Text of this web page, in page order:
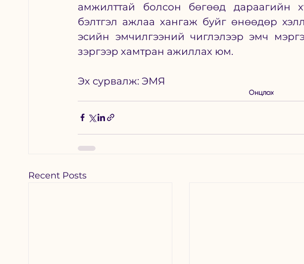
амжилттай болсон бөгөөд дараагийн
бэлтгэл ажлаа хангаж буйг өнөөдөр
эсийн эмчилгээний чиглэлээр эмч
зэргээр хамтран ажиллах юм.
Эх сурвалж: ЭМЯ
Онцлох
Recent Posts